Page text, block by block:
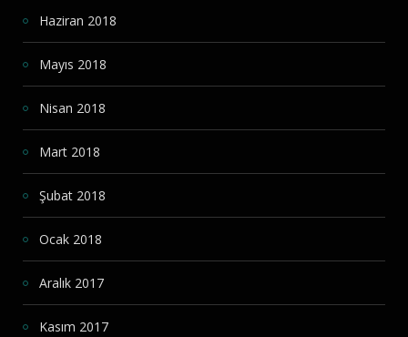
Haziran 2018
Mayıs 2018
Nisan 2018
Mart 2018
Şubat 2018
Ocak 2018
Aralık 2017
Kasım 2017